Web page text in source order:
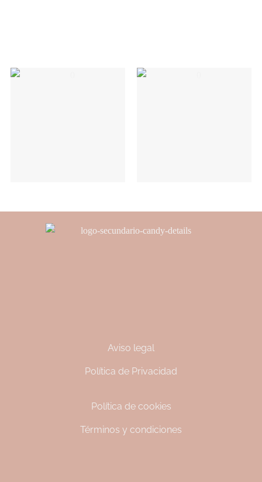
Aviso legal
Política de Privacidad
Política de cookies
Términos y condiciones